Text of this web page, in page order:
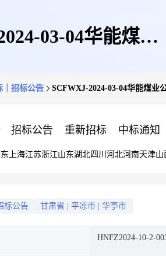
03-04华能煤业
｜招标公告 SCFWXJ-2024-03-04华能煤业
招标公告 重新招标 中标通知
上海江苏浙江山东湖北四川 河北河南天津山
标公告 甘肃省 平凉市 华亭市
HNFZ2024-10-2-